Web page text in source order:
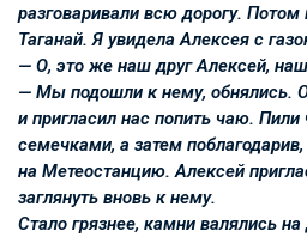
разговаривали всю дорогу.
Таганай. Я увидела Алексея с
— О, это же наш друг Алексей,
— Мы подошли к нему, обнялись.
и пригласил нас попить чаю.
семечками, а затем
на Метеостанцию. Алексей
заглянуть вновь к нему.
Стало грязнее, камни валялись на